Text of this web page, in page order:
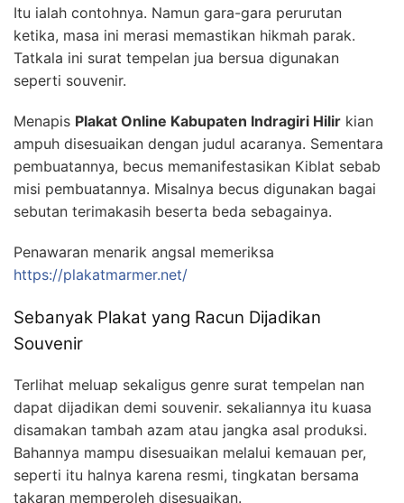
Itu ialah contohnya. Namun gara-gara perurutan
ketika, masa ini merasi memastikan hikmah parak.
Tatkala ini surat tempelan jua bersua digunakan
seperti souvenir.
Menapis Plakat Online Kabupaten Indragiri Hilir kian
ampuh disesuaikan dengan judul acaranya. Sementara
pembuatannya, becus memanifestasikan Kiblat sebab
misi pembuatannya. Misalnya becus digunakan bagai
sebutan terimakasih beserta beda sebagainya.
Penawaran menarik angsal memeriksa
https://plakatmarmer.net/
Sebanyak Plakat yang Racun Dijadikan
Souvenir
Terlihat meluap sekaligus genre surat tempelan nan
dapat dijadikan demi souvenir. sekaliannya itu kuasa
disamakan tambah azam atau jangka asal produksi.
Bahannya mampu disesuaikan melalui kemauan per,
seperti itu halnya karena resmi, tingkatan bersama
takaran memperoleh disesuaikan.